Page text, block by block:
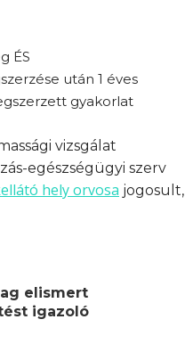
ÉS
után 1 éves
gyakorlat
vizsgálat
egészségügyi szerv
hely orvosa jogosult,
elismert
igazoló